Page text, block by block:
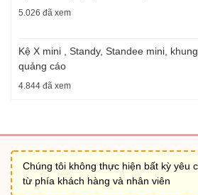
5.026 đã xem
Kệ X mini , Standy, Standee mini,
quảng cáo
4.844 đã xem
Chúng tôi không thực hiện bất kỳ yêu
từ phía khách hàng và nhân viên